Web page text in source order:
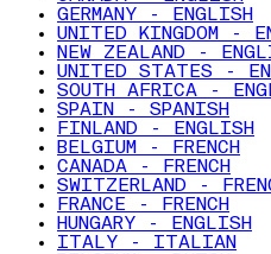
GERMANY - ENGLISH
UNITED KINGDOM -
NEW ZEALAND -
UNITED STATES -
SOUTH AFRICA -
SPAIN - SPANISH
FINLAND - ENGLISH
BELGIUM - FRENCH
CANADA - FRENCH
SWITZERLAND -
FRANCE - FRENCH
HUNGARY - ENGLISH
ITALY - ITALIAN